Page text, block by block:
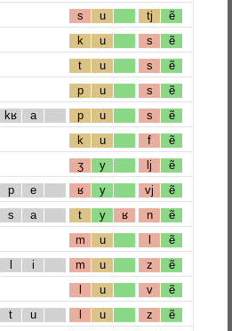
s u tj ẽ
k u s ẽ
t u s ẽ
p u s ẽ
kʁ a p u s ẽ
k u f ẽ
ʒ y lj ẽ
p e ʁ y vj ẽ
s a t y ʁ n ẽ
m u l ẽ
l i m u z ẽ
l u v ẽ
t u l u z ẽ